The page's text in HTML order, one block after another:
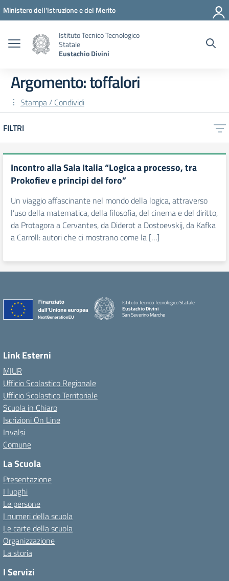
Vai ai contenuti
Vai al menu di navigazione
Vai al footer
Ministero dell'Istruzione e del Merito
Istituto Tecnico Tecnologico
Statale
Eustachio Divini
Argomento: toffalori
Stampa / Condividi
FILTRI
Incontro alla Sala Italia “Logica a processo, tra
Prokofiev e principi del foro”
Un viaggio affascinante nel mondo della logica, attraverso
l’uso della matematica, della filosofia, del cinema e del diritto,
da Protagora a Cervantes, da Diderot a Dostoevskij, da Kafka
a Carroll: autori che ci mostrano come la […]
Istituto Tecnico Tecnologico Statale
Eustachio Divini
San Severino Marche
Link Esterni
MIUR
Ufficio Scolastico Regionale
Ufficio Scolastico Territoriale
Scuola in Chiaro
Iscrizioni On Line
Invalsi
Comune
La Scuola
Presentazione
I luoghi
Le persone
I numeri della scuola
Le carte della scuola
Organizzazione
La storia
I Servizi